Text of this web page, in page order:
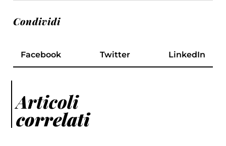
Condividi
Facebook Twitter LinkedIn
Articoli
correlati